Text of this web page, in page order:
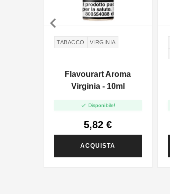
TABACCO VIRGINIA
Flavourart Aroma
Virginia - 10ml
 Disponibile!
5,82 €
ACQUISTA
